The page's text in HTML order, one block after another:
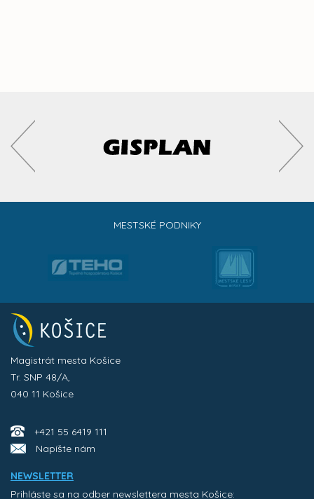
MESTSKÉ PODNIKY
Magistrát mesta Košice
Tr. SNP 48/A,
040 11 Košice
+421 55 6419 111
Napíšte nám
NEWSLETTER
Prihláste sa na odber newslettera mesta Košice: